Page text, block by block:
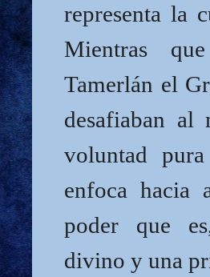
representa la
Mientras
Tamerlán el
desafiaban
voluntad
enfoca hacia
poder que
divino y una